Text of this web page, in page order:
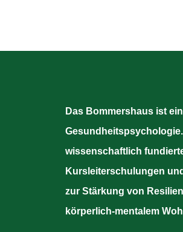
Das Bommershaus ist
wissenschaftlich
Kursleiterschulungen
zur Stärkung von
körperlich-mentalem